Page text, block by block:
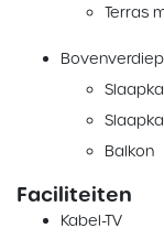
Terras
Balkon
Faciliteiten
Kabel-TV